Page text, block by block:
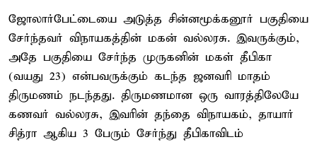
ஜோலார்பேட்டையை அடுத்த சின்னமூக்கனூர் பகுதியை
சேர்ந்தவர் விநாயகத்தின் மகன் வல்லரசு. இவருக்கும்,
அதே பகுதியை சேர்ந்த முருகனின் மகள் தீபிகா
(வயது 23) என்பவருக்கும் கடந்த ஜனவரி மாதம்
திருமணம் நடந்தது. திருமணமான ஒரு வாரத்திலேயே
கணவர் வல்லரசு, இவரின் தந்தை விநாயகம், தாயார்
சித்ரா ஆகிய 3 பேரும் சேர்ந்து தீபிகாவிடம்